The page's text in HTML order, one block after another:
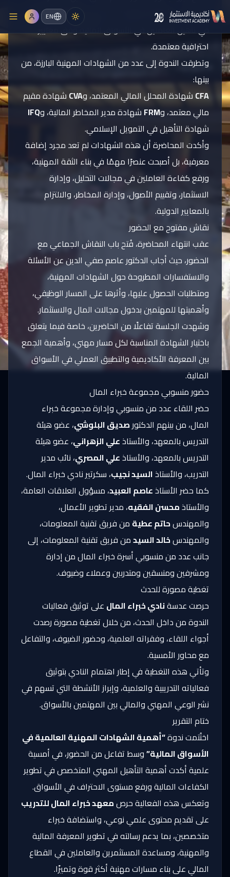
EN
المؤتمرات
بالحديث عن أهمية الشهادات المهنية العالمية، ودورها
في تأهيل العاملين في الأسواق المالية وفق معايير
احترافية معتمدة.
وتطرقت الندوة إلى عدد من الشهادات المهنية البارزة، من
بينها:
CFA شهادة المحلل المالي المعتمد، وCVA شهادة مقيم
مالي معتمد، وFRM شهادة مدير المخاطر المالية، وIFQ
شهادة التأهيل في التمويل الإسلامي.
وأكدت المحاضرة أن هذه الشهادات لم تعد مجرد إضافة
معرفية، بل أصبحت عنصرًا مهمًا في بناء الثقة المهنية،
ورفع كفاءة العاملين في مجالات التحليل، وإدارة
الاستثمار، وتقييم الأصول، وإدارة المخاطر، والالتزام
بالمعايير الدولية.
نقاش مفتوح مع الحضور
عقب انتهاء المحاضرة، فُتح باب النقاش الجماعي مع
الحضور، حيث أجاب الدكتور عاصم صفي الدين عن الأسئلة
والاستفسارات المطروحة حول الشهادات المهنية،
ومتطلبات الحصول عليها، وأثرها على المسار الوظيفي،
وأهميتها للمهتمين بدخول مجالات المال والاستثمار.
وشهدت الجلسة تفاعلًا من الحاضرين، خاصة فيما يتعلق
باختيار الشهادة المناسبة لكل مسار مهني، وأهمية الجمع
بين المعرفة الأكاديمية والتطبيق العملي في الأسواق
المالية.
حضور منسوبي مجموعة خبراء المال
حضر اللقاء عدد من منسوبي وإدارة مجموعة خبراء
المال، من بينهم الدكتورصديق البلوشي، عضو هيئة
التدريس بالمعهد، والأستاذعلي الزهراني، عضو هيئة
التدريس بالمعهد، والأستاذعلي المصري، نائب مدير
التدريب، والأستاذالسيد نجيب، سكرتير نادي خبراء المال.
كما حضر الأستاذعاصم العبيد، مسؤول العلاقات العامة،
والأستاذمحسن الفقيه، مدير تطوير الأعمال،
والمهندسحاتم عطية من فريق تقنية المعلومات،
والمهندسخالد السيدمن فريق تقنية المعلومات، إلى
جانب عدد من منسوبي أسرة خبراء المال من إدارة
ومشرفين ومنسقين ومتدربين وعملاء وضيوف.
تغطية مصورة للحدث
حرصت عدسةنادي خبراء المال على توثيق فعاليات
الندوة من داخل الحدث، من خلال تغطية مصورة رصدت
أجواء اللقاء، وفقراته العلمية، وحضور الضيوف، والتفاعل
مع محاور الأمسية.
وتأتي هذه التغطية في إطار اهتمام النادي بتوثيق
فعالياته التدريبية والعلمية، وإبراز الأنشطة التي تسهم في
نشر الوعي المهني والمالي بين المهتمين بالأسواق.
ختام التقرير
اختُتمت ندوة“أهمية الشهادات المهنية العالمية في
الأسواق المالية”وسط تفاعل من الحضور، في أمسية
علمية أكدت أهمية التأهيل المهني المتخصص في تطوير
الكفاءات المالية ورفع مستوى الاحتراف في الأسواق.
وتعكس هذه الفعالية حرصمعهد خبراء المال للتدريب
على تقديم محتوى علمي نوعي، واستضافة خبراء
متخصصين، بما يدعم رسالته في تطوير المعرفة المالية
والمهنية، ومساعدة المستثمرين والعاملين في القطاع
المالي على بناء مسارات مهنية أكثر قوة وتميزًا.